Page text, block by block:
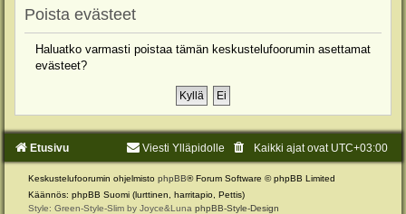
Poista evästeet
Haluatko varmasti poistaa tämän keskustelufoorumin asettamat
evästeet?
Etusivu Kaikki ajat ovat UTC+03:00
Viesti Ylläpidolle
Keskustelufoorumin ohjelmisto phpBB® Forum Software © phpBB Limited
Käännös: phpBB Suomi (lurttinen, harritapio, Pettis)
Style: Green-Style-Slim by Joyce&Luna phpBB-Style-Design